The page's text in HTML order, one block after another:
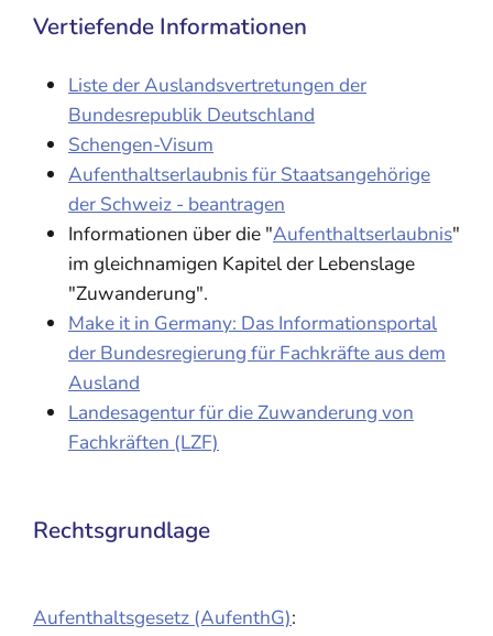
Vertiefende Informationen
Liste der Auslandsvertretungen der
Bundesrepublik Deutschland
Schengen-Visum
Aufenthaltserlaubnis für Staatsangehörige
der Schweiz - beantragen
Informationen über die "Aufenthaltserlaubnis"
im gleichnamigen Kapitel der Lebenslage
"Zuwanderung".
Make it in Germany: Das Informationsportal
der Bundesregierung für Fachkräfte aus dem
Ausland
Landesagentur für die Zuwanderung von
Fachkräften (LZF)
Rechtsgrundlage
Aufenthaltsgesetz (AufenthG):